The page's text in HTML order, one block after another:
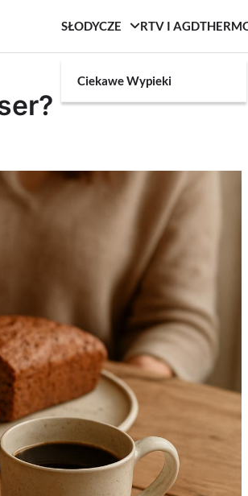
SŁODYCZE
Ciekawe Wypieki
RTV I AGD